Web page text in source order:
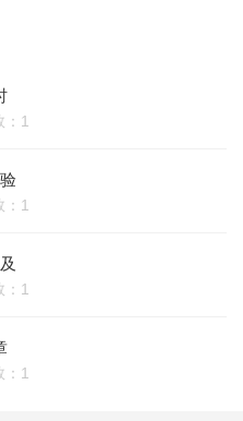
：1
：1
：1
：1